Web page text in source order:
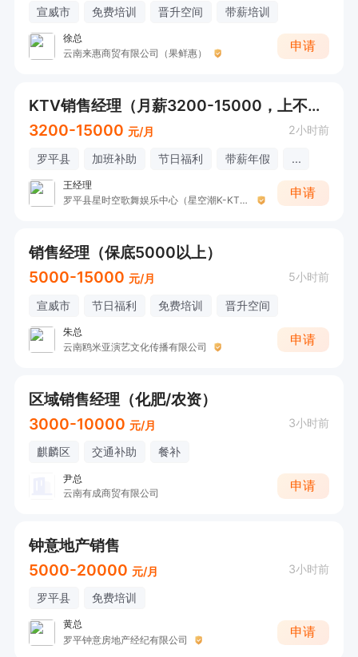
宣威市 免费培训 晋升空间 带薪培训
徐总
云南来惠商贸有限公司（果鲜惠）
申请
KTV销售经理（月薪3200-15000，上不封顶）
3200-15000 元/月 2小时前
罗平县 加班补助 节日福利 带薪年假 ...
王经理
罗平县星时空歌舞娱乐中心（星空潮K-KTV）
申请
销售经理（保底5000以上）
5000-15000 元/月 5小时前
宣威市 节日福利 免费培训 晋升空间
朱总
云南鸥米亚演艺文化传播有限公司
申请
区域销售经理（化肥/农资）
3000-10000 元/月 3小时前
麒麟区 交通补助 餐补
尹总
云南有成商贸有限公司
申请
钟意地产销售
5000-20000 元/月 3小时前
罗平县 免费培训
黄总
罗平钟意房地产经纪有限公司
申请